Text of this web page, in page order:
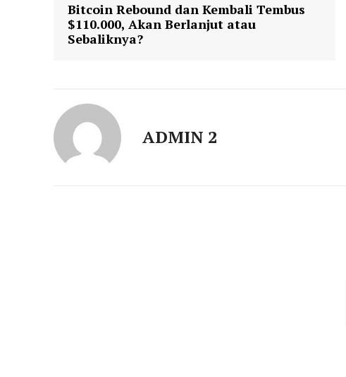
Bitcoin Rebound dan Kembali Tembus
$110.000, Akan Berlanjut atau
Sebaliknya?
ADMIN 2